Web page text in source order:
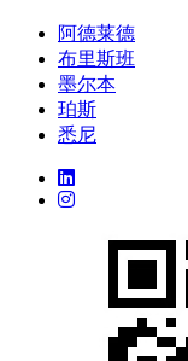
阿德莱德
布里斯班
墨尔本
珀斯
悉尼